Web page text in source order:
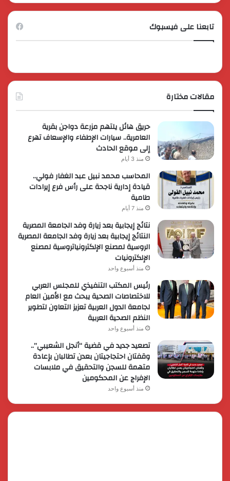
تابعنا على فيسبوك
مقالات مختارة
حريق هائل يلتهم مزرعة دواجن بقرية
العامرية.. سيارات الإطفاء والإسعاف تهرع
إلى موقع الحادث
منذ 3 أيام
المحاسب محمد نبيل عبد الغفار فولي..
قيادة إدارية ناجحة على رأس فرع إيرادات
طامية
منذ 7 أيام
نتائج إيجابية بعد زيارة وفد الجامعة المصرية
النتائج إيجابية بعد زيارة وفد الجامعة المصرية
الروسية لمصنع الإلكترونياتروسية لمصنع
الإلكترونيات
منذ أسبوع واحد
رئيس المكتب التنفيذي للمجلس العربي
للاختصاصات الصحية يبحث مع الأمين العام
لجامعة الدول العربية تعزيز التعاون لتطوير
النظم الصحية العربية
منذ أسبوع واحد
تصعيد جديد في قضية “أنجل الشعيبي”..
وقفتان احتجاجيتان بعدن تطالبان بإعادة
متهمة للسجن والتحقيق في ملابسات
الإفراج عن المحكومين
منذ أسبوع واحد